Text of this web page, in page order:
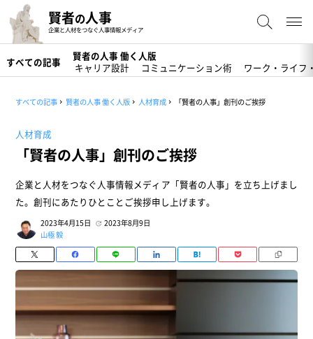
賢者の人事
企業と人材をつなぐ人事情報メディア
すべての記事
賢者の人事 働く人版
キャリア設計
コミュニケーション術 ワーク・ライフ
すべての記事 賢者の人事 働く人版 人材育成 「賢者の人事」創刊のご挨拶
人材育成
「賢者の人事」創刊のご挨拶
企業と人材をつなぐ人事情報メディア「賢者の人事」を立ち上げまし
た。創刊にあたりひとことご挨拶申し上げます。
2023年4月15日
2023年8月9日
山極 毅